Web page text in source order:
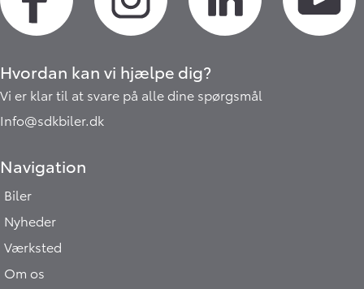
Hvordan kan vi hjælpe dig?
Vi er klar til at svare på alle dine spørgsmål
Info@sdkbiler.dk
Navigation
Biler
Nyheder
Værksted
Om os